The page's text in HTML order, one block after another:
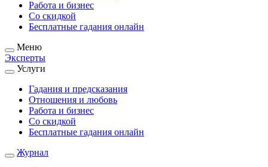
Работа и бизнес
Со скидкой
Бесплатные гадания онлайн
Меню
Эксперты
Услуги
Гадания и предсказания
Отношения и любовь
Работа и бизнес
Со скидкой
Бесплатные гадания онлайн
Журнал